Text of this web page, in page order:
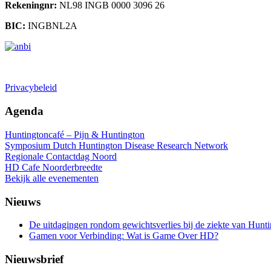
Rekeningnr: NL98 INGB 0000 3096 26
BIC: INGBNL2A
Privacybeleid
Agenda
Huntingtoncafé – Pijn & Huntington
Symposium Dutch Huntington Disease Research Network
Regionale Contactdag Noord
HD Cafe Noorderbreedte
Bekijk alle evenementen
Nieuws
De uitdagingen rondom gewichtsverlies bij de ziekte van
Gamen voor Verbinding: Wat is Game Over HD?
Nieuwsbrief